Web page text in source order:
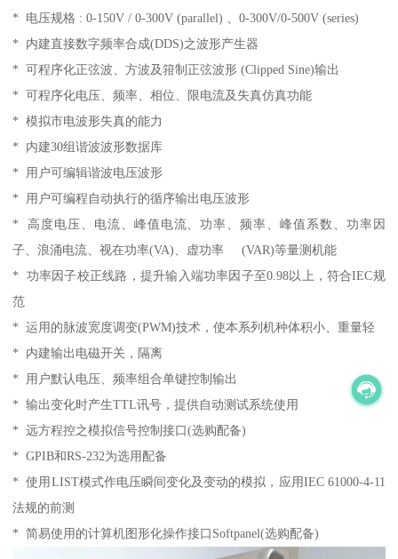
* 电压规格 : 0-150V / 0-300V (parallel) 、0-300V/0-500V (series)
* 内建直接数字频率合成(DDS)之波形产生器
* 可程序化正弦波、方波及箝制正弦波形 (Clipped Sine)输出
* 可程序化电压、频率、相位、限电流及失真仿真功能
* 模拟市电波形失真的能力
* 内建30组谐波波形数据库
* 用户可编辑谐波电压波形
* 用户可编程自动执行的循序输出电压波形
* 高度电压、电流、峰值电流、功率、频率、峰值系数、功率因
子、浪涌电流、视在功率(VA)、虚功率 (VAR)等量测机能
* 功率因子校正线路，提升输入端功率因子至0.98以上，符合IEC规
范
* 运用的脉波宽度调变(PWM)技术，使本系列机种体积小、重量轻
* 内建输出电磁开关，隔离
* 用户默认电压、频率组合单键控制输出
* 输出变化时产生TTL讯号，提供自动测试系统使用
* 远方程控之模拟信号控制接口(选购配备)
* GPIB和RS-232为选用配备
* 使用LIST模式作电压瞬间变化及变动的模拟，应用IEC 61000-4-11
法规的前测
* 简易使用的计算机图形化操作接口Softpanel(选购配备)